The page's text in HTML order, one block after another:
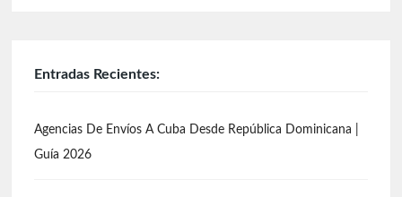
Entradas Recientes:
Agencias De Envíos A Cuba Desde República Dominicana |
Guía 2026